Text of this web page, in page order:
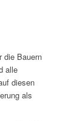
die Bauern
alle
diesen
als